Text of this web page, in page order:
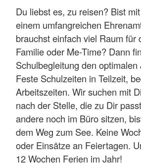
Du liebst es, zu reisen? Bist
einem umfangreichen
brauchst einfach viel Raum für
Familie oder Me-Time? Dann
Schulbegleitung den optimalen
Feste Schulzeiten in Teilzeit,
Arbeitszeiten. Wir suchen mit
nach der Stelle, die zu Dir
andere noch im Büro sitzen,
dem Weg zum See. Keine
oder Einsätze an Feiertagen.
12 Wochen Ferien im Jahr!